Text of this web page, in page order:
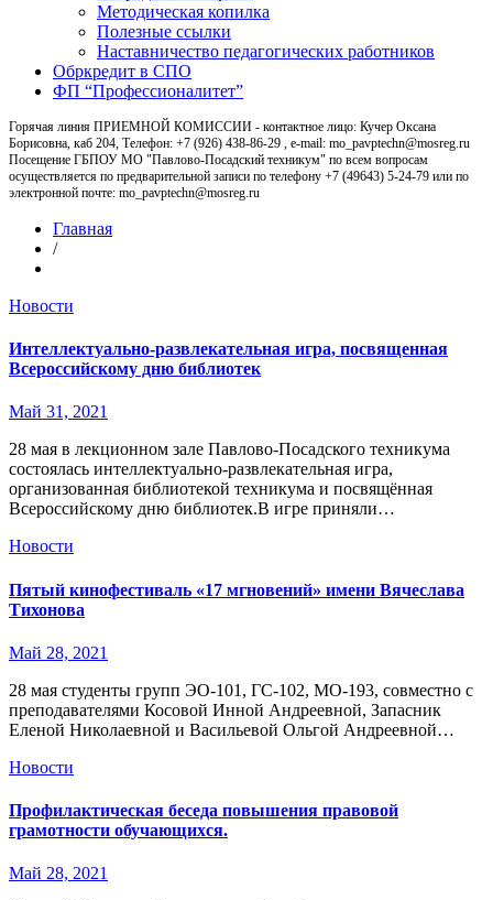
Методическая копилка
Полезные ссылки
Наставничество педагогических работников
Обркредит в СПО
ФП “Профессионалитет”
Горячая линия ПРИЕМНОЙ КОМИССИИ - контактное лицо: Кучер Оксана
Борисовна, каб 204, Телефон: +7 (926) 438-86-29 , e-mail: mo_pavptechn@mosreg.ru
Посещение ГБПОУ МО "Павлово-Посадский техникум" по всем вопросам
осуществляется по предварительной записи по телефону +7 (49643) 5-24-79 или по
электронной почте: mo_pavptechn@mosreg.ru
Главная
/
Новости
Интеллектуально-развлекательная игра, посвященная
Всероссийскому дню библиотек
Май 31, 2021
28 мая в лекционном зале Павлово-Посадского техникума
состоялась интеллектуально-развлекательная игра,
организованная библиотекой техникума и посвящённая
Всероссийскому дню библиотек.В игре приняли…
Новости
Пятый кинофестиваль «17 мгновений» имени Вячеслава
Тихонова
Май 28, 2021
28 мая студенты групп ЭО-101, ГС-102, МО-193, совместно с
преподавателями Косовой Инной Андреевной, Запасник
Еленой Николаевной и Васильевой Ольгой Андреевной…
Новости
Профилактическая беседа повышения правовой
грамотности обучающихся.
Май 28, 2021